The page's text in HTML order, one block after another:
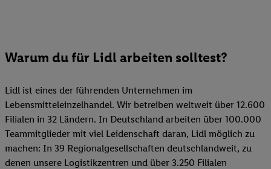
Warum du für Lidl arbeiten solltest?
Lidl ist eines der führenden Unternehmen im
Lebensmitteleinzelhandel. Wir betreiben weltweit über 12.600
Filialen in 32 Ländern. In Deutschland arbeiten über 100.000
Teammitglieder mit viel Leidenschaft daran, Lidl möglich zu
machen: In 39 Regionalgesellschaften deutschlandweit, zu
denen unsere Logistikzentren und über 3.250 Filialen